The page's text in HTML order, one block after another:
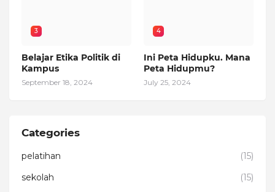
3
Belajar Etika Politik di
Kampus
September 18, 2024
4
Ini Peta Hidupku. Mana
Peta Hidupmu?
July 25, 2024
Categories
pelatihan
(15)
sekolah
(15)